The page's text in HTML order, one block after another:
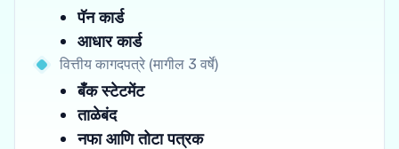
पॅन कार्ड
आधार कार्ड
वित्तीय कागदपत्रे (मागील 3 वर्षे)
बँक स्टेटमेंट
ताळेबंद
नफा आणि तोटा पत्रक